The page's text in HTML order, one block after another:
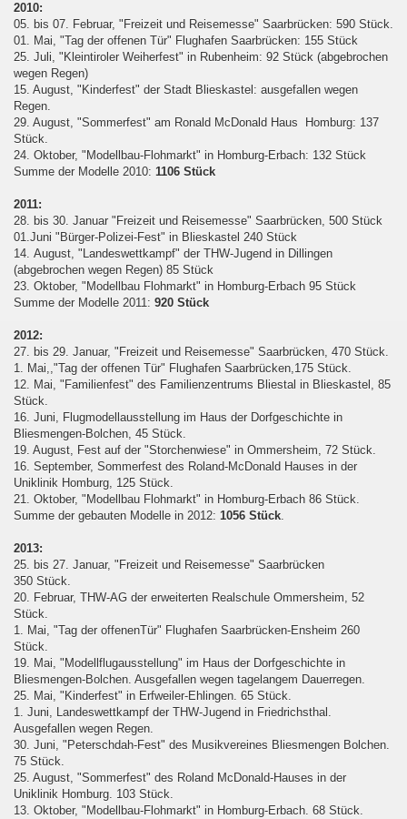
2010:
05. bis 07. Februar, "Freizeit und Reisemesse" Saarbrücken: 590 Stück.
01. Mai, "Tag der offenen Tür" Flughafen Saarbrücken: 155 Stück
25. Juli, "Kleintiroler Weiherfest" in Rubenheim: 92 Stück (abgebrochen
wegen Regen)
15. August, "Kinderfest" der Stadt Blieskastel: ausgefallen wegen
Regen.
29. August, "Sommerfest" am Ronald McDonald Haus Homburg: 137
Stück.
24. Oktober, "Modellbau-Flohmarkt" in Homburg-Erbach: 132 Stück
Summe der Modelle 2010: 1106 Stück
2011:
28. bis 30. Januar "Freizeit und Reisemesse" Saarbrücken, 500 Stück
01.Juni "Bürger-Polizei-Fest" in Blieskastel 240 Stück
14. August, "Landeswettkampf" der THW-Jugend in Dillingen
(abgebrochen wegen Regen) 85 Stück
23. Oktober, "Modellbau Flohmarkt" in Homburg-Erbach 95 Stück
Summe der Modelle 2011: 920 Stück
2012:
27. bis 29. Januar, "Freizeit und Reisemesse" Saarbrücken, 470 Stück.
1. Mai,,"Tag der offenen Tür" Flughafen Saarbrücken,175 Stück.
12. Mai, "Familienfest" des Familienzentrums Bliestal in Blieskastel, 85
Stück.
16. Juni, Flugmodellausstellung im Haus der Dorfgeschichte in
Bliesmengen-Bolchen, 45 Stück.
19. August, Fest auf der "Storchenwiese" in Ommersheim, 72 Stück.
16. September, Sommerfest des Roland-McDonald Hauses in der
Uniklinik Homburg, 125 Stück.
21. Oktober, "Modellbau Flohmarkt" in Homburg-Erbach 86 Stück.
Summe der gebauten Modelle in 2012: 1056 Stück.
2013:
25. bis 27. Januar, "Freizeit und Reisemesse" Saarbrücken
350 Stück.
20. Februar, THW-AG der erweiterten Realschule Ommersheim, 52
Stück.
1. Mai, "Tag der offenenTür" Flughafen Saarbrücken-Ensheim 260
Stück.
19. Mai, "Modellflugausstellung" im Haus der Dorfgeschichte in
Bliesmengen-Bolchen. Ausgefallen wegen tagelangem Dauerregen.
25. Mai, "Kinderfest" in Erfweiler-Ehlingen. 65 Stück.
1. Juni, Landeswettkampf der THW-Jugend in Friedrichsthal.
Ausgefallen wegen Regen.
30. Juni, "Peterschdah-Fest" des Musikvereines Bliesmengen Bolchen.
75 Stück.
25. August, "Sommerfest" des Roland McDonald-Hauses in der
Uniklinik Homburg. 103 Stück.
13. Oktober, "Modellbau-Flohmarkt" in Homburg-Erbach. 68 Stück.